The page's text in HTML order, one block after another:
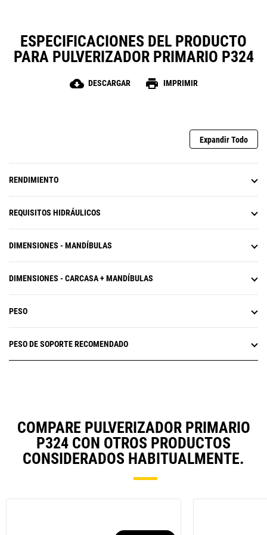
ESPECIFICACIONES DEL PRODUCTO
PARA PULVERIZADOR PRIMARIO P324
cloud_download DESCARGAR print IMPRIMIR
Expandir Todo
RENDIMIENTO
REQUISITOS HIDRÁULICOS
DIMENSIONES - MANDÍBULAS
DIMENSIONES - CARCASA + MANDÍBULAS
PESO
PESO DE SOPORTE RECOMENDADO
COMPARE PULVERIZADOR PRIMARIO
P324 CON OTROS PRODUCTOS
CONSIDERADOS HABITUALMENTE.